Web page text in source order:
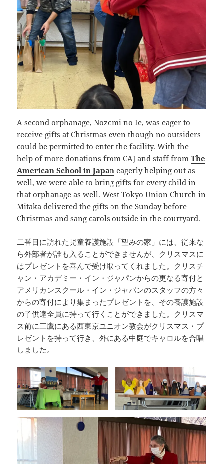
A second orphanage, Nozomi no Ie, was eager to
receive gifts at Christmas even though no outsiders
could be permitted to enter the facility. With the
help of more donations from CAJ and staff fromThe
American School in Japan eagerly helping out as
well, we were able to bring gifts for every child in
that orphanage as well. West Tokyo Union Church in
Mitaka delivered the gifts on the Sunday before
Christmas and sang carols outside in the courtyard.
二番目に訪れた児童養護施設「望みの家」には、従来な
ら外部者が誰も入ることができませんが、クリスマスに
はプレゼントを喜んで受け取ってくれました。クリスチ
ャン・アカデミー・イン・ジャパンからの更なる寄付と
アメリカンスクール・イン・ジャパンのスタッフの方々
からの寄付により集まったプレゼントを、その養護施設
の子供達全員に持って行くことができました。クリスマ
ス前に三鷹にある西東京ユニオン教会がクリスマス・プ
レゼントを持って行き、外にある中庭でキャロルを合唱
しました。